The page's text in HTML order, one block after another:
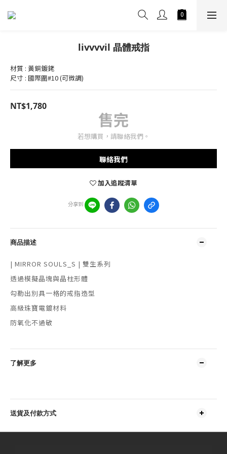
livvvvil 晶體戒指
材質 : 黃銅鍍銠
尺寸 : 國際圍#10 (可微調)
NT$1,780
售完
若想購買，請聯絡我們。
聯絡我們
加入追蹤清單
分享到
商品描述
| MIRROR SOULS_S | 雙生系列
透過模擬晶塊與晶柱形體
勾勒出別具一格的戒指造型
高級珠寶電鍍材料
防氧化不過敏
了解更多
送貨及付款方式